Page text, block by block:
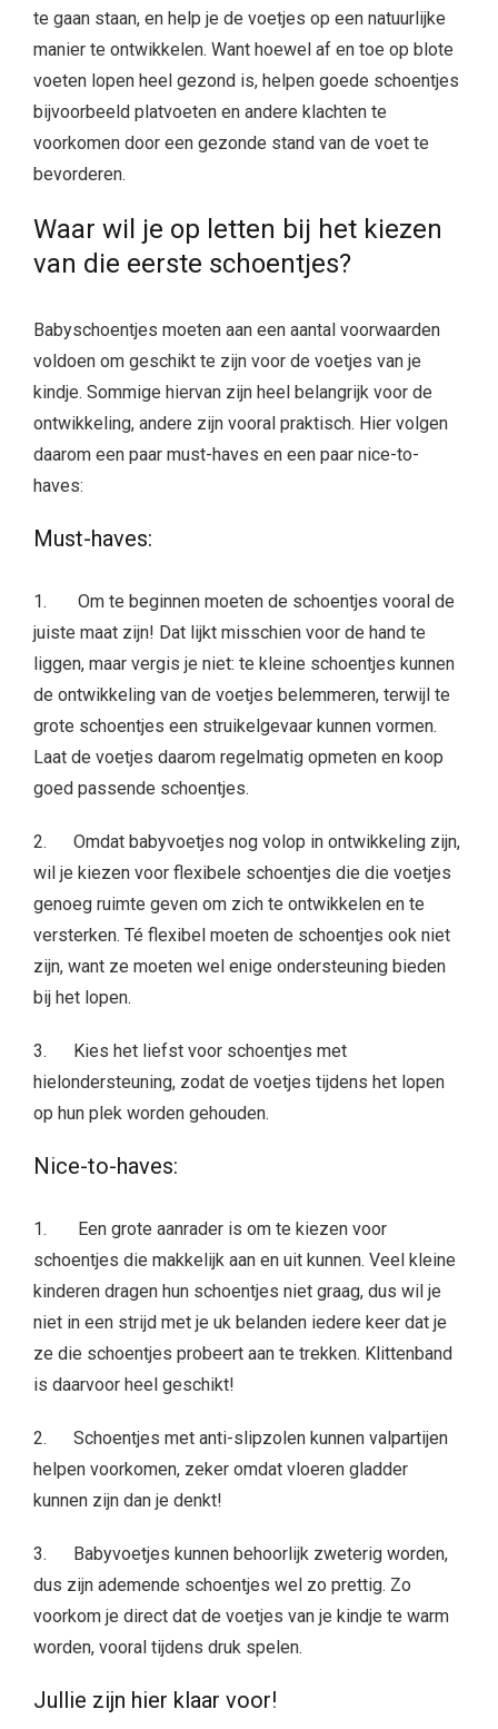
te gaan staan, en help je de voetjes op een natuurlijke
manier te ontwikkelen. Want hoewel af en toe op blote
voeten lopen heel gezond is, helpen goede schoentjes
bijvoorbeeld platvoeten en andere klachten te
voorkomen door een gezonde stand van de voet te
bevorderen.
Waar wil je op letten bij het kiezen
van die eerste schoentjes?
Babyschoentjes moeten aan een aantal voorwaarden
voldoen om geschikt te zijn voor de voetjes van je
kindje. Sommige hiervan zijn heel belangrijk voor de
ontwikkeling, andere zijn vooral praktisch. Hier volgen
daarom een paar must-haves en een paar nice-to-
haves:
Must-haves:
1. Om te beginnen moeten de schoentjes vooral de
juiste maat zijn! Dat lijkt misschien voor de hand te
liggen, maar vergis je niet: te kleine schoentjes kunnen
de ontwikkeling van de voetjes belemmeren, terwijl te
grote schoentjes een struikelgevaar kunnen vormen.
Laat de voetjes daarom regelmatig opmeten en koop
goed passende schoentjes.
2. Omdat babyvoetjes nog volop in ontwikkeling zijn,
wil je kiezen voor flexibele schoentjes die die voetjes
genoeg ruimte geven om zich te ontwikkelen en te
versterken. Té flexibel moeten de schoentjes ook niet
zijn, want ze moeten wel enige ondersteuning bieden
bij het lopen.
3. Kies het liefst voor schoentjes met
hielondersteuning, zodat de voetjes tijdens het lopen
op hun plek worden gehouden.
Nice-to-haves:
1. Een grote aanrader is om te kiezen voor
schoentjes die makkelijk aan en uit kunnen. Veel kleine
kinderen dragen hun schoentjes niet graag, dus wil je
niet in een strijd met je uk belanden iedere keer dat je
ze die schoentjes probeert aan te trekken. Klittenband
is daarvoor heel geschikt!
2. Schoentjes met anti-slipzolen kunnen valpartijen
helpen voorkomen, zeker omdat vloeren gladder
kunnen zijn dan je denkt!
3. Babyvoetjes kunnen behoorlijk zweterig worden,
dus zijn ademende schoentjes wel zo prettig. Zo
voorkom je direct dat de voetjes van je kindje te warm
worden, vooral tijdens druk spelen.
Jullie zijn hier klaar voor!